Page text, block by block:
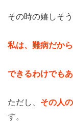
その時の嬉しそ
私は、難病だか
できるわけでもあ
ただし、 その人
す。